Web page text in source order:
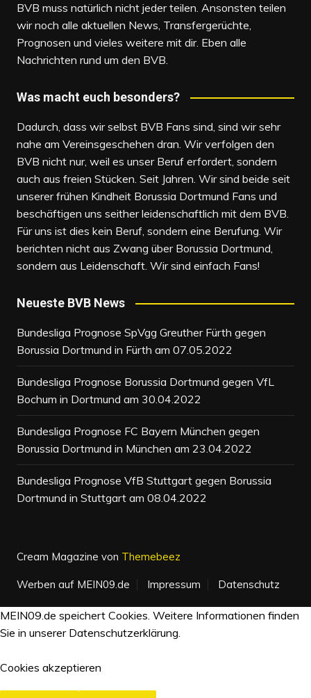
BVB muss natürlich nicht jeder teilen. Ansonsten teilen
wir noch alle aktuellen News, Transfergerüchte,
Prognosen und vieles weitere mit dir. Eben alle
Nachrichten rund um den BVB.
Was macht euch besonders?
Dadurch, dass wir selbst BVB Fans sind, sind wir sehr
nahe am Vereinsgeschehen dran. Wir verfolgen den
BVB nicht nur, weil es unser Beruf erfordert, sondern
auch aus freien Stücken. Seit Jahren. Wir sind beide seit
unserer frühen Kindheit Borussia Dortmund Fans und
beschäftigen uns seither leidenschaftlich mit dem BVB.
Für uns ist dies kein Beruf, sondern eine Berufung. Wir
berichten nicht aus Zwang über Borussia Dortmund,
sondern aus Leidenschaft. Wir sind einfach Fans!
Neueste BVB News
Bundesliga Prognose SpVgg Greuther Fürth gegen
Borussia Dortmund in Fürth am 07.05.2022
Bundesliga Prognose Borussia Dortmund gegen VfL
Bochum in Dortmund am 30.04.2022
Bundesliga Prognose FC Bayern München gegen
Borussia Dortmund in München am 23.04.2022
Bundesliga Prognose VfB Stuttgart gegen Borussia
Dortmund in Stuttgart am 08.04.2022
Cream Magazine von Themebeez
Werben auf MEIN09.de Impressum Datenschutz
MEIN09.de speichert Cookies. Weitere Informationen finden
Sie in unserer Datenschutzerklärung.
Cookies akzeptieren